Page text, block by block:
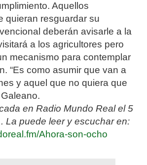
Aquellos
quieran resguardar su
deberán avisarle a la
a los agricultores pero
mecanismo para contemplar
“Es como asumir que van a
y aquel que no quiera que
en Radio Mundo Real el 5
La puede leer y escuchar en:
Ahora-son-ocho